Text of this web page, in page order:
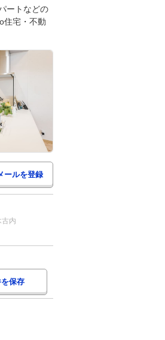
ートなどの
住宅・不動
古内
保存